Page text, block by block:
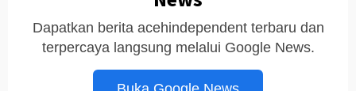
Dapatkan berita acehindependent terbaru dan
terpercaya langsung melalui Google News.